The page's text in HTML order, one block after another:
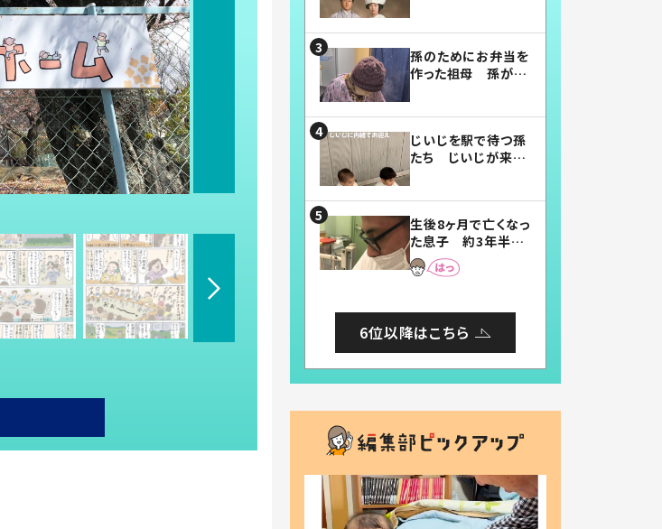
孫のためにお弁当を
作った祖母 孫が絶
じいじを駅で待つ孫
たち じいじが来た
まらない」「幸せにな
れる」
生後8ヶ月で亡くなっ
た息子 約3年半
後、当時の妻の日記
に書いてあった本音
6位以降はこちら